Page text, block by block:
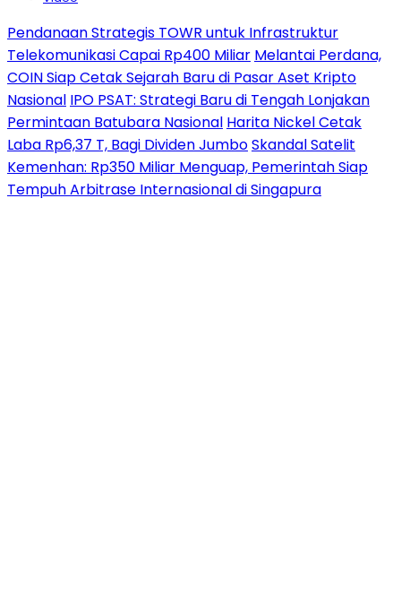
Pendanaan Strategis TOWR untuk Infrastruktur
Telekomunikasi Capai Rp400 Miliar Melantai Perdana,
COIN Siap Cetak Sejarah Baru di Pasar Aset Kripto
Nasional IPO PSAT: Strategi Baru di Tengah Lonjakan
Permintaan Batubara Nasional Harita Nickel Cetak
Laba Rp6,37 T, Bagi Dividen JumboSkandal Satelit
Kemenhan: Rp350 Miliar Menguap, Pemerintah Siap
Tempuh Arbitrase Internasional di Singapura